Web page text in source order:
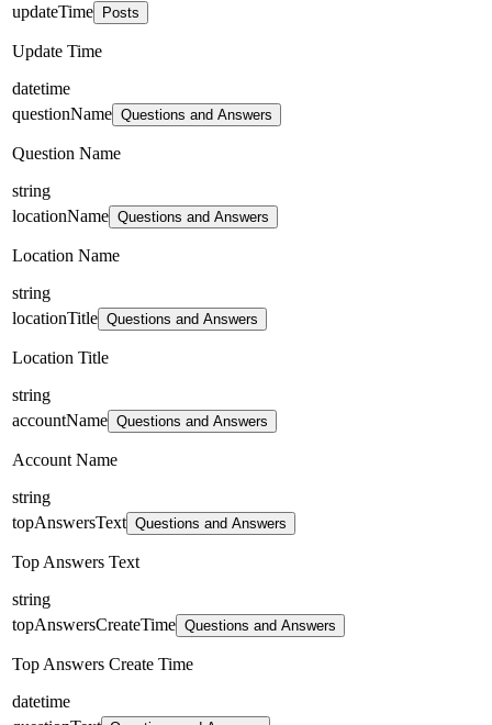
updateTime
Posts
Update Time
datetime
questionName Questions and Answers
Question Name
string
locationName Questions and Answers
Location Name
string
locationTitle Questions and Answers
Location Title
string
accountName Questions and Answers
Account Name
string
topAnswersText Questions and Answers
Top Answers Text
string
topAnswersCreateTime Questions and Answers
Top Answers Create Time
datetime